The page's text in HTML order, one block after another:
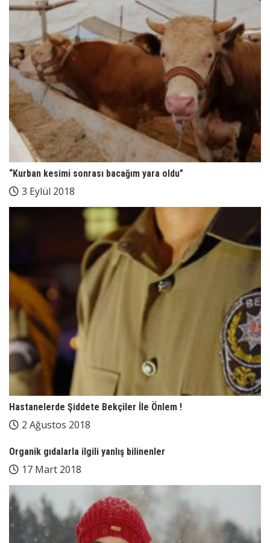
“Kurban kesimi sonrası bacağım yara oldu”
3 Eylül 2018
Hastanelerde Şiddete Bekçiler İle Önlem !
2 Ağustos 2018
Organik gıdalarla ilgili yanlış bilinenler
17 Mart 2018